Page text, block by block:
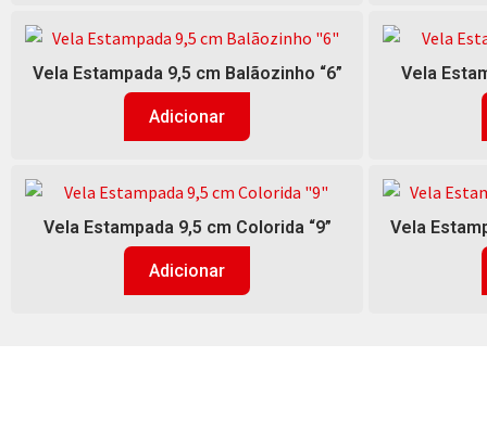
Vela Estampada 9,5 cm Balãozinho “6”
Adicionar
Vela
Vela Estampada 9,5 cm Colorida “9”
Adicionar
Vela